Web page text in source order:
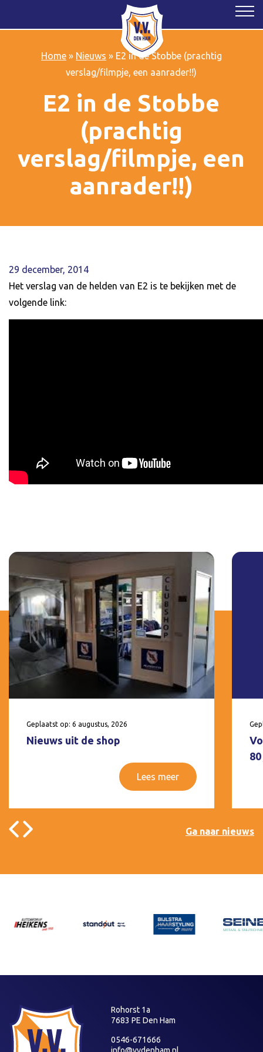
Home» Nieuws » E2 in de Stobbe (prachtig
verslag/filmpje, een aanrader!!)
E2 in de Stobbe
(prachtig
verslag/filmpje, een
aanrader!!)
29 december, 2014
Het verslag van de helden van E2 is te bekijken met de
volgende link:
Geplaatst op: 6 augustus, 2026
Nieuws uit de shop
Lees meer
Ga naar nieuws
Rohorst 1a
7683 PE Den Ham
0546-671666
info@vvdenham.nl